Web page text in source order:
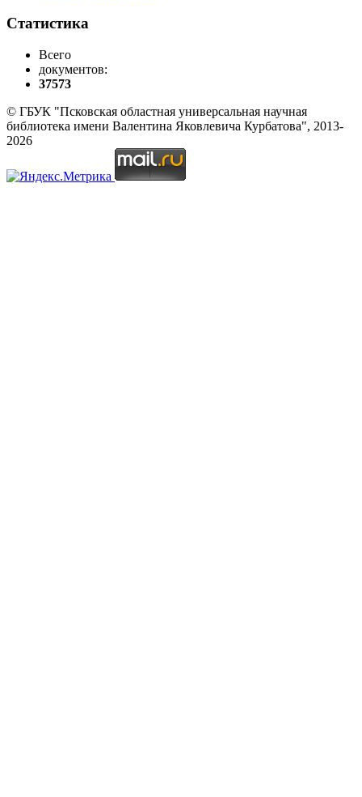
Статистика
Всего
документов:
37573
© ГБУК "Псковская областная универсальная научная
библиотека имени Валентина Яковлевича Курбатова", 2013-
2026